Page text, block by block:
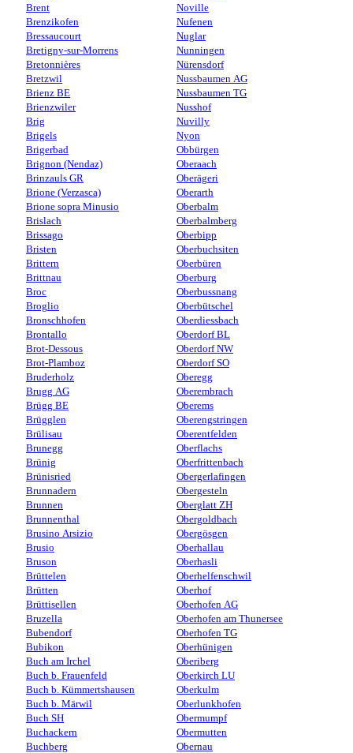
Brent
Brenzikofen
Bressaucourt
Bretigny-sur-Morrens
Bretonnières
Bretzwil
Brienz BE
Brienzwiler
Brig
Brigels
Brigerbad
Brignon (Nendaz)
Brinzauls GR
Brione (Verzasca)
Brione sopra Minusio
Brislach
Brissago
Bristen
Brittern
Brittnau
Broc
Broglio
Bronschhofen
Brontallo
Brot-Dessous
Brot-Plamboz
Bruderholz
Brugg AG
Brügg BE
Brügglen
Brülisau
Brunegg
Brünig
Brünisried
Brunnadern
Brunnen
Brunnenthal
Brusino Arsizio
Brusio
Bruson
Brüttelen
Brütten
Brüttisellen
Bruzella
Bubendorf
Bubikon
Buch am Irchel
Buch b. Frauenfeld
Buch b. Kümmertshausen
Buch b. Märwil
Buch SH
Buchackern
Buchberg
Noville
Nufenen
Nuglar
Nunningen
Nürensdorf
Nussbaumen AG
Nussbaumen TG
Nusshof
Nuvilly
Nyon
Obbürgen
Oberaach
Oberägeri
Oberarth
Oberbalm
Oberbalmberg
Oberbipp
Oberbuchsiten
Oberbüren
Oberburg
Oberbussnang
Oberbütschel
Oberdiessbach
Oberdorf BL
Oberdorf NW
Oberdorf SO
Oberegg
Oberembrach
Oberems
Oberengstringen
Oberentfelden
Oberflachs
Oberfrittenbach
Obergerlafingen
Obergesteln
Oberglatt ZH
Obergoldbach
Obergösgen
Oberhallau
Oberhasli
Oberhelfenschwil
Oberhof
Oberhofen AG
Oberhofen am Thunersee
Oberhofen TG
Oberhünigen
Oberiberg
Oberkirch LU
Oberkulm
Oberlunkhofen
Obermumpf
Obermutten
Obernau